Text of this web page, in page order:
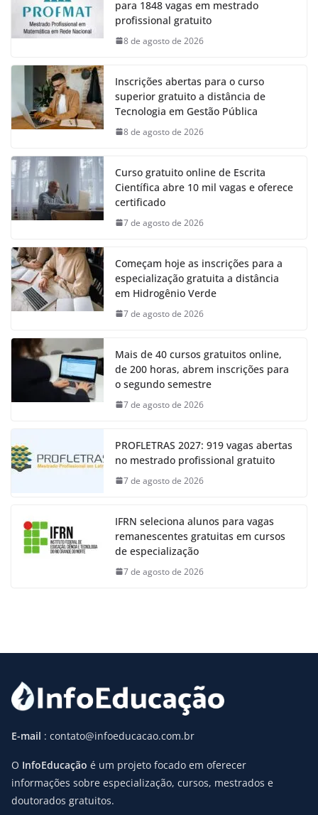
para 1848 vagas em mestrado
profissional gratuito
8 de agosto de 2026
Inscrições abertas para o curso
superior gratuito a distância de
Tecnologia em Gestão Pública
8 de agosto de 2026
Curso gratuito online de Escrita
Científica abre 10 mil vagas e oferece
certificado
7 de agosto de 2026
Começam hoje as inscrições para a
especialização gratuita a distância
em Hidrogênio Verde
7 de agosto de 2026
Mais de 40 cursos gratuitos online,
de 200 horas, abrem inscrições para
o segundo semestre
7 de agosto de 2026
PROFLETRAS 2027: 919 vagas abertas
no mestrado profissional gratuito
7 de agosto de 2026
IFRN seleciona alunos para vagas
remanescentes gratuitas em cursos
de especialização
7 de agosto de 2026
E-mail : contato@infoeducacao.com.br
O InfoEducação é um projeto focado em oferecer
informações sobre especialização, cursos, mestrados e
doutorados gratuitos.